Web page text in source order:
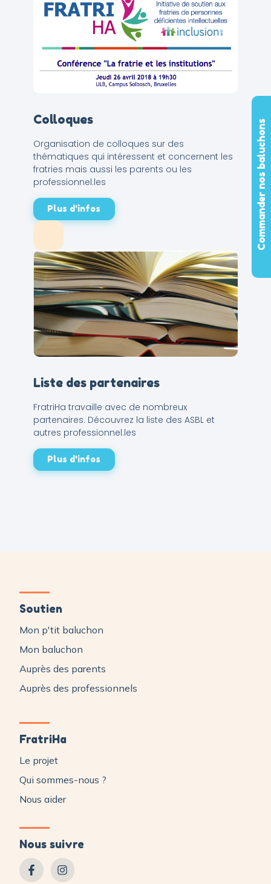
Colloques
Organisation de colloques sur des
thématiques qui intéressent et concernent les
fratries mais aussi les parents ou les
professionnel.les
Plus d'infos
Liste des partenaires
FratriHa travaille avec de nombreux
partenaires. Découvrez la liste des ASBL et
autres professionnel.les
Plus d'infos
Soutien
Mon p'tit baluchon
Mon baluchon
Auprès des parents
Auprès des professionnels
FratriHa
Le projet
Qui sommes-nous ?
Nous aider
Nous suivre
Commander nos baluchons